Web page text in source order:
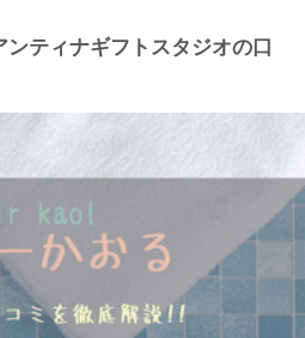
ティナギフトスタジオの口